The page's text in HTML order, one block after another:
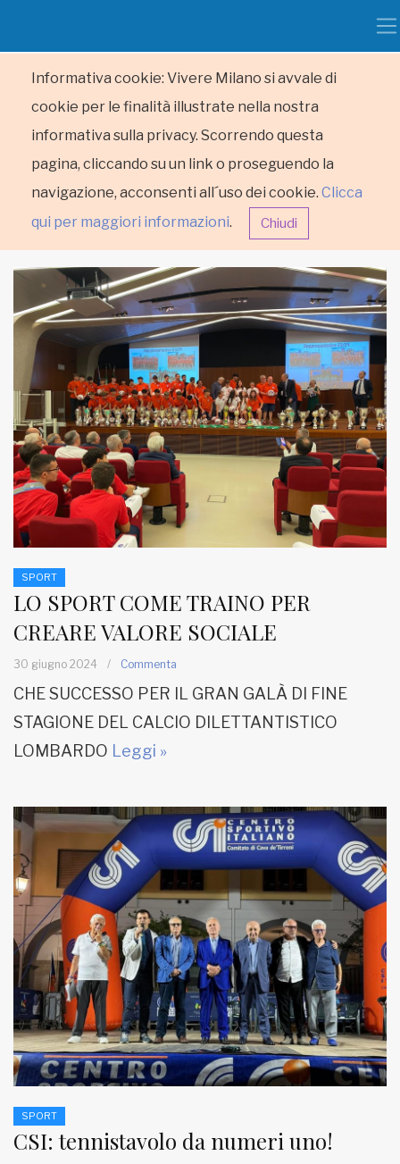
Informativa cookie: Vivere Milano si avvale di
cookie per le finalità illustrate nella nostra
informativa sulla privacy. Scorrendo questa
pagina, cliccando su un link o proseguendo la
navigazione, acconsenti all´uso dei cookie. Clicca
qui per maggiori informazioni. Chiudi
HOME
RUBRICHE
MUNICIPI
Inviateci le vostre segnalazioni
Iscriviti alla newsletter
www.viveremilano.info
Bernardis
EDB edizioni - Via Brivio angolo C.
Informativa sulla privacy
SPORT
LO SPORT COME TRAINO PER
CREARE VALORE SOCIALE
30 giugno 2024 / Commenta
CHE SUCCESSO PER IL GRAN GALÀ DI FINE
STAGIONE DEL CALCIO DILETTANTISTICO
LOMBARDO Leggi »
SPORT
CSI: tennistavolo da numeri uno!